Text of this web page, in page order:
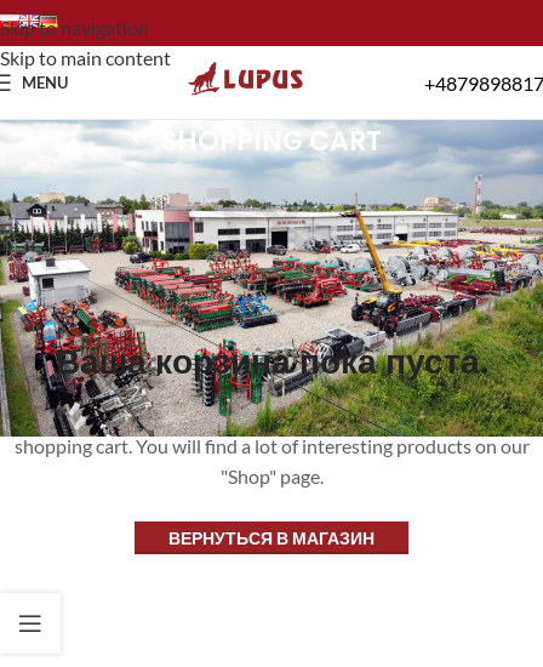
Skip to navigation
Skip to main content
MENU
SHOPPING CART
Ваша корзина пока пуста.
Before proceed to checkout you must add some products to your
shopping cart.You will find a lot of interesting products on our
"Shop" page.
ВЕРНУТЬСЯ В МАГАЗИН